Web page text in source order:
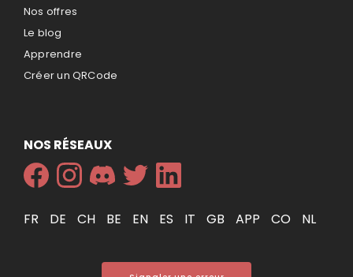
Nos offres
Le blog
Apprendre
Créer un QRCode
NOS RÉSEAUX
FR DE CH BE EN ES IT GB APP CO NL